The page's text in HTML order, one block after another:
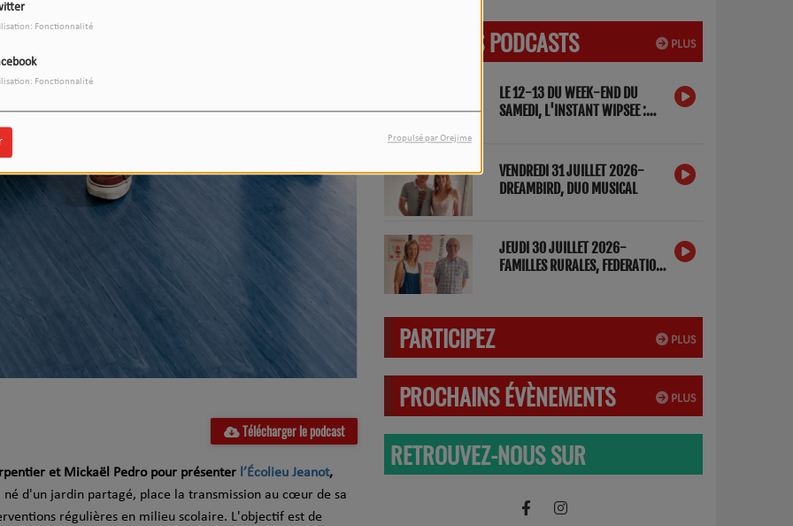
Fonctionnalité
Fonctionnalité
Propulsé par Orejime
Télécharger le podcast
et Mickaël Pedro pour présenter l’Écolieu Jeanot,
né d'un jardin partagé, place la transmission au cœur de sa
régulières en milieu scolaire. L'objectif est de
PLUS
DERNIERS PODCASTS
LE 12-13 DU WEEK-END DU
SAMEDI, L'INSTANT WIPSEE :
VENDREDI 31 JUILLET 2026-
DREAMBIRD, DUO MUSICAL
JEUDI 30 JUILLET 2026-
FAMILLES RURALES, FEDERATION
PLUS
PARTICIPEZ
PLUS
PROCHAINS ÉVÈNEMENTS
RETROUVEZ-NOUS SUR